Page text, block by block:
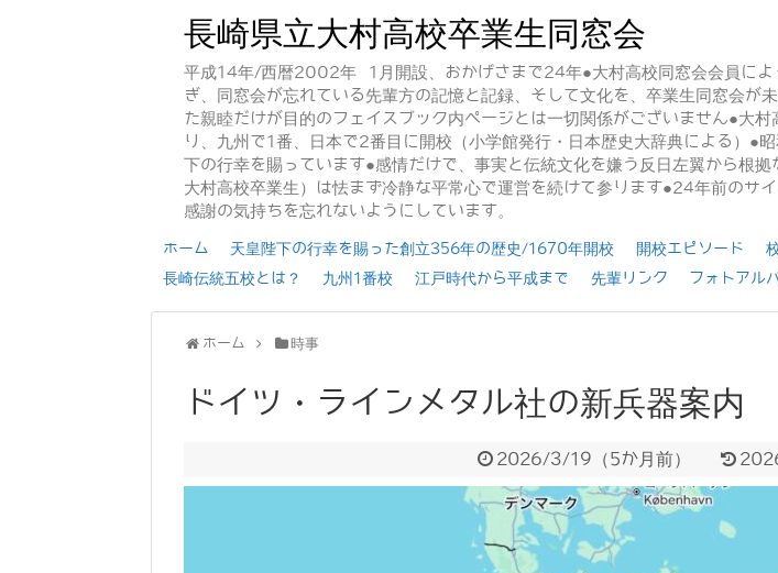
長崎県立大村高校卒業生同窓会
平成14年/西暦2002年 1月開設、おかげさまで24年●大村高校同窓会会員によ
ぎ、同窓会が忘れている先輩方の記憶と記録、そして文化を、卒業生同窓会が
た親睦だけが目的のフェイスブック内ページとは一切関係がございません●大
り、九州で1番、日本で2番目に開校（小学館発行・日本歴史大辞典による）
下の行幸を賜っています●感情だけで、事実と伝統文化を嫌う反日左翼から根
大村高校卒業生）は怯まず冷静な平常心で運営を続けて参ります●24年前のサ
感謝の気持ちを忘れないようにしています。
ホーム 天皇陛下の行幸を賜った創立356年の歴史/1670年開校 開校エピソード
長崎伝統五校とは？
九州1番校 江戸時代から平成まで 先輩リンク フォトアル
ホーム 時事
ドイツ・ラインメタル社の新兵器案内
2026/3/19 （5か月前）